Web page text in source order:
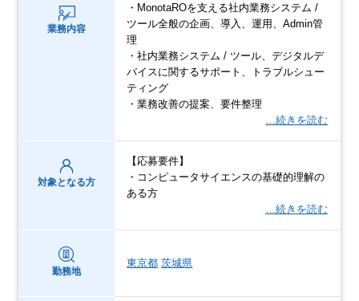
業務内容
・MonotaROを支える社内業務システム /
ツール全般の企画、導入、運用、Admin管
理
・社内業務システム / ツール、デジタルデ
バイスに関するサポート、トラブルシュー
ティング
・業務改善の提案、要件整理
…続きを読む
対象となる方
【応募要件】
・コンピュータサイエンスの基礎的理解の
ある方
…続きを読む
勤務地
東京都 茨城県